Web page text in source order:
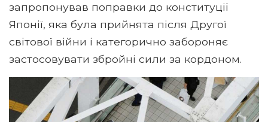
запропонував поправки до конституції
Японії, яка була прийнята після Другої
світової війни і категорично забороняє
застосовувати збройні сили за кордоном.